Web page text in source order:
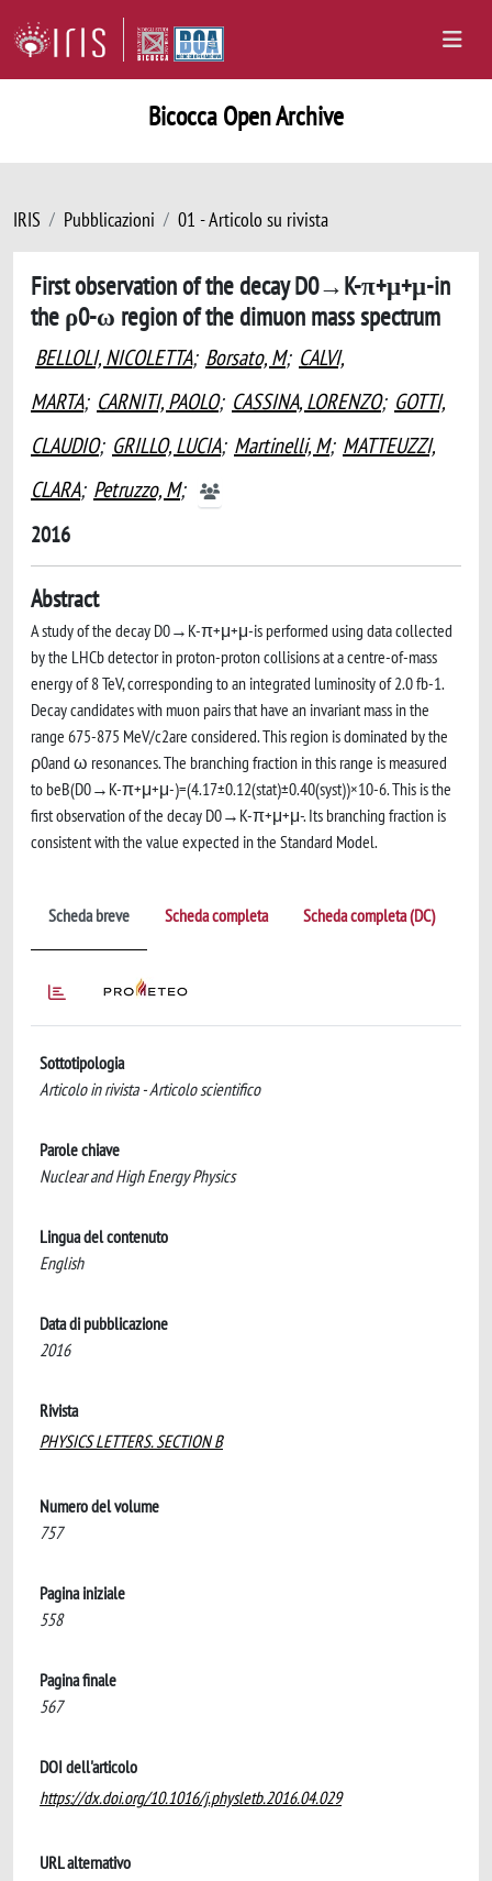
Bicocca Open Archive
IRIS Pubblicazioni 01 - Articolo su rivista
First observation of the decay D0→K-π+μ+μ-in
the ρ0-ω region of the dimuon mass spectrum
BELLOLI, NICOLETTA; Borsato, M; CALVI,
MARTA; CARNITI, PAOLO; CASSINA, LORENZO; GOTTI,
CLAUDIO; GRILLO, LUCIA; Martinelli, M; MATTEUZZI,
CLARA; Petruzzo, M;
2016
Abstract
A study of the decay D0→K-π+μ+μ-is performed using data collected
by the LHCb detector in proton-proton collisions at a centre-of-mass
energy of 8 TeV, corresponding to an integrated luminosity of 2.0 fb-1.
Decay candidates with muon pairs that have an invariant mass in the
range 675-875 MeV/c2are considered. This region is dominated by the
ρ0and ω resonances. The branching fraction in this range is measured
to beB(D0→K-π+μ+μ-)=(4.17±0.12(stat)±0.40(syst))×10-6. This is the
first observation of the decay D0→K-π+μ+μ-. Its branching fraction is
consistent with the value expected in the Standard Model.
Scheda breve Scheda completa Scheda completa (DC)
Sottotipologia
Articolo in rivista - Articolo scientifico
Parole chiave
Nuclear and High Energy Physics
Lingua del contenuto
English
Data di pubblicazione
2016
Rivista
PHYSICS LETTERS. SECTION B
Numero del volume
757
Pagina iniziale
558
Pagina finale
567
DOI dell'articolo
https://dx.doi.org/10.1016/j.physletb.2016.04.029
URL alternativo